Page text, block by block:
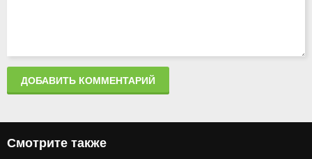
ДОБАВИТЬ КОММЕНТАРИЙ
Смотрите также